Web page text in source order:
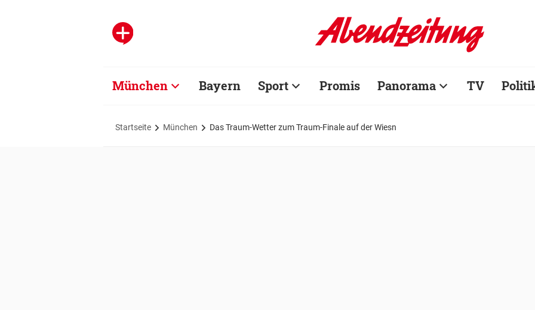
München Bayern Sport Promis Panorama TV
Startseite München Das Traum-Wetter zum Traum-Finale auf der Wiesn